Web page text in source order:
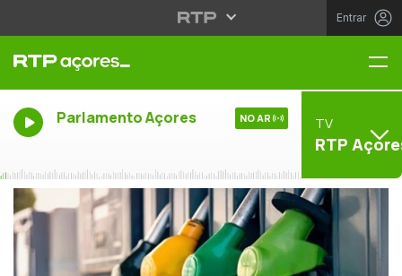
Entrar
Parlamento Açores NO AR TV
RTP